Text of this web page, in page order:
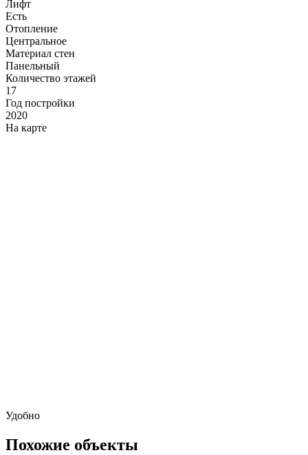
Лифт
Есть
Отопление
Центральное
Материал стен
Панельный
Количество этажей
17
Год постройки
2020
На карте
Удобно
Похожие объекты